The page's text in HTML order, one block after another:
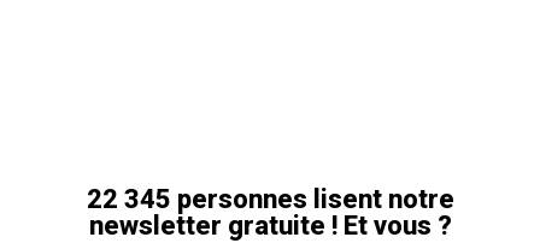
22 345 personnes lisent notre
newsletter gratuite ! Et vous ?